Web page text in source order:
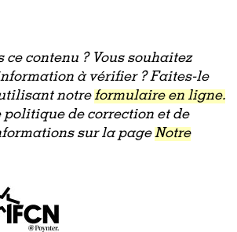
ce contenu ? Vous souhaitez
à vérifier ? Faites-le
notreformulaire en ligne.
politique de correction et de
sur la pageNotre